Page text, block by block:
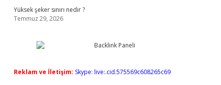
Yüksek şeker sınırı nedir ?
Temmuz 29, 2026
Reklam ve İletişim: Skype: live:.cid.575569c608265c69